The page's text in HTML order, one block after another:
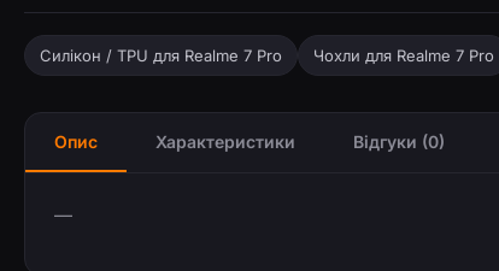
Силікон / TPU для Realme 7 Pro Чохли для Realme 7 Pro
Опис Характеристики Відгуки (0)
—